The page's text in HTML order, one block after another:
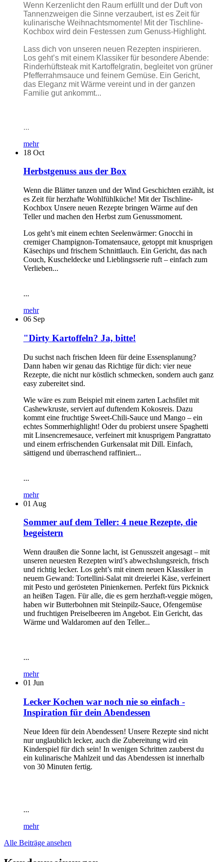
Wenn Kerzenlicht den Raum erfüllt und der Duft von
Tannenzweigen die Sinne verzaubert, ist es Zeit für
kulinarische Weihnachtsmomente! Mit der Tischline-
Kochbox wird dein Festessen zum Genuss-Highlight.
Lass dich von unseren neuen Rezepten inspirieren.
Los geht’s mit einem Klassiker für besondere Abende:
Rinderhüftsteak mit Kartoffelgratin, begleitet von grüner
Pfefferrahmsauce und feinem Gemüse. Ein Gericht,
das Eleganz mit Wärme vereint und in der ganzen
Familie gut ankommt...
...
mehr
18 Oct
Herbstgenuss aus der Box
Wenn die Blätter tanzen und der Wind Geschichten erzählt, ist
es Zeit für herzhafte Wohlfühlküche! Mit der Tischline-
Kochbox Unsere neuen Rezepte bringen Wärme auf den
Teller und machen den Herbst zum Genussmoment.
Los geht’s mit einem echten Seelenwärmer: Gnocchi in
cremiger Champignon-Tomatensauce, getoppt mit knusprigen
Käsechips und frischem Schnittlauch. Ein Gericht, das nach
Couch, Kuscheldecke und Lieblingsserie ruft – einfach zum
Verlieben...
...
mehr
06 Sep
"Dirty Kartoffeln? Ja, bitte!
Du suchst nach frischen Ideen für deine Essensplanung?
Dann haben wir genau das Richtige für dich: vier neue
Rezepte, die nicht nur köstlich schmecken, sondern auch ganz
easy zubereitet sind.
Wie wäre es zum Beispiel mit einem zarten Lachsfilet mit
Cashewkruste, serviert auf duftendem Kokosreis. Dazu
kommt eine fruchtige Sweet-Chili-Sauce und Mango – ein
echtes Sommerhighlight! Oder du probierst unsere Spaghetti
mit Linsencremesauce, verfeinert mit knusprigem Pangrattato
und einem erfrischenden Gurkensalat mit Dill. Einfach,
sättigend und überraschend raffiniert...
...
mehr
01 Aug
Sommer auf dem Teller: 4 neue Rezepte, die
begeistern
Wenn draußen die Sonne lacht, ist Genusszeit angesagt – mit
unseren neuesten Rezepten wird’s abwechslungsreich, frisch
und richtig lecker. Los geht’s mit einem neuen Klassiker in
neuem Gewand: Tortellini-Salat mit dreierlei Käse, verfeinert
mit Pesto und gerösteten Pinienkernen. Perfekt fürs Picknick
an heißen Tagen. Für alle, die es gern herzhaft-veggie mögen,
haben wir Butterbohnen mit Steinpilz-Sauce, Ofengemüse
und fruchtigen Preiselbeeren im Angebot. Ein Gericht, das
Wärme und Waldaromen auf den Teller...
...
mehr
01 Jun
Lecker Kochen war noch nie so einfach -
Inspiration für dein Abendessen
Neue Ideen für dein Abendessen! Unsere Rezepte sind nicht
nur unglaublich lecker, auch die Zubereitung wird ein
Kinderspiel für dich sein! In wenigen Schritten zauberst du
ein kulinarische Mahlzeit und das Abendessen ist innerhalb
von 30 Minuten fertig.
...
mehr
Alle Beiträge ansehen